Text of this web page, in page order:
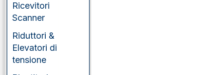
Ricevitori
Scanner
Riduttori &
Elevatori di
tensione